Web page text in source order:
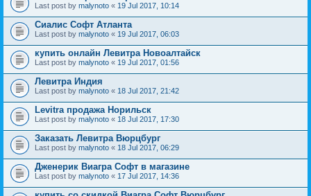
Last post by malynoto « 19 Jul 2017, 10:14
Сиалис Софт Атланта
Last post by malynoto « 19 Jul 2017, 06:03
купить онлайн Левитра Новоалтайск
Last post by malynoto « 19 Jul 2017, 01:56
Левитра Индия
Last post by malynoto « 18 Jul 2017, 21:42
Levitra продажа Норильск
Last post by malynoto « 18 Jul 2017, 17:30
Заказать Левитра Вюрцбург
Last post by malynoto « 18 Jul 2017, 06:29
Дженерик Виагра Софт в магазине
Last post by malynoto « 17 Jul 2017, 14:36